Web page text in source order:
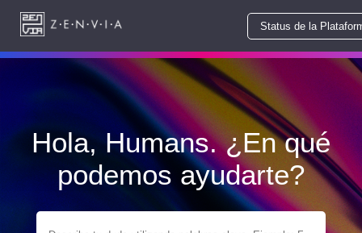
Status de la
Hola, Humans. ¿En qué
podemos ayudarte?